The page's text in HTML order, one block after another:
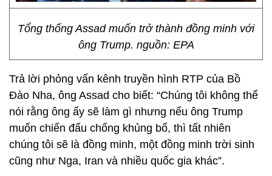
Tổng thống Assad muốn trở thành đồng minh với
ông Trump. nguồn: EPA
Trả lời phỏng vấn kênh truyền hình RTP của Bồ
Đào Nha, ông Assad cho biết: “Chúng tôi không thể
nói rằng ông ấy sẽ làm gì nhưng nếu ông Trump
muốn chiến đấu chống khủng bố, thì tất nhiên
chúng tôi sẽ là đồng minh, một đồng minh trời sinh
cũng như Nga, Iran và nhiều quốc gia khác”.